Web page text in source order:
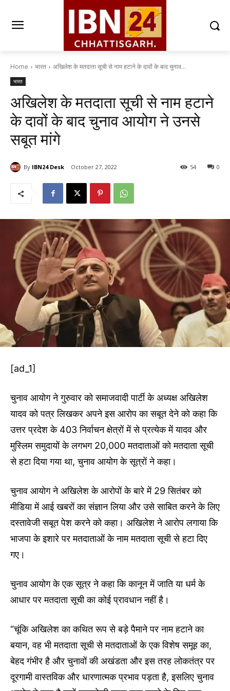
Home भारत अखिलेश के मतदाता सूची से नाम हटाने के दावों के बाद चुनाव...
भारत
अखिलेश के मतदाता सूची से नाम हटाने
के दावों के बाद चुनाव आयोग ने उनसे
सबूत मांगे
By IBN24 Desk October 27, 2022 0
54
[ad_1]
चुनाव आयोग ने गुरुवार को समाजवादी पार्टी के अध्यक्ष अखिलेश
यादव को पत्र लिखकर अपने इस आरोप का सबूत देने को कहा कि
उत्तर प्रदेश के 403 निर्वाचन क्षेत्रों में से प्रत्येक में यादव और
मुस्लिम समुदायों के लगभग 20,000 मतदाताओं को मतदाता सूची
से हटा दिया गया था, चुनाव आयोग के सूत्रों ने कहा।
चुनाव आयोग ने अखिलेश के आरोपों के बारे में 29 सितंबर को
मीडिया में आई खबरों का संज्ञान लिया और उसे साबित करने के लिए
दस्तावेजी सबूत पेश करने को कहा। अखिलेश ने आरोप लगाया कि
भाजपा के इशारे पर मतदाताओं के नाम मतदाता सूची से हटा दिए
गए।
चुनाव आयोग के एक सूत्र ने कहा कि कानून में जाति या धर्म के
आधार पर मतदाता सूची का कोई प्रावधान नहीं है।
“चूंकि अखिलेश का कथित रूप से बड़े पैमाने पर नाम हटाने का
बयान, वह भी मतदाता सूची से मतदाताओं के एक विशेष समूह का,
बेहद गंभीर है और चुनावों की अखंडता और इस तरह लोकतंत्र पर
दूरगामी वास्तविक और धारणात्मक प्रभाव पड़ता है, इसलिए चुनाव